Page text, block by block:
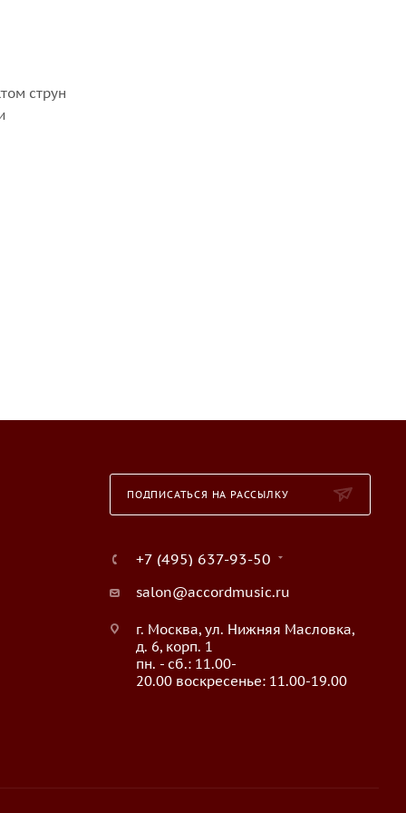
струн
ПОДПИСАТЬСЯ НА РАССЫЛКУ
+7 (495) 637-93-50
salon@accordmusic.ru
г. Москва, ул. Нижняя Масловка,
д. 6, корп. 1
пн. - сб.: 11.00-
20.00 воскресенье: 11.00-19.00